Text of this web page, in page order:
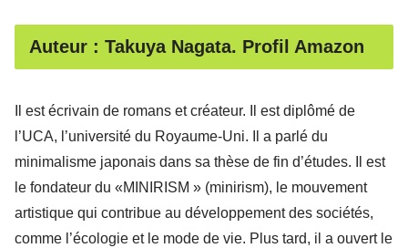
Auteur : Takuya Nagata. Profil Amazon
Il est écrivain de romans et créateur. Il est diplômé de
l’UCA, l’université du Royaume-Uni. Il a parlé du
minimalisme japonais dans sa thèse de fin d’études. Il est
le fondateur du «MINIRISM » (minirism), le mouvement
artistique qui contribue au développement des sociétés,
comme l’écologie et le mode de vie. Plus tard, il a ouvert le